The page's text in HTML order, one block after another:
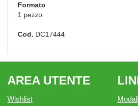
Formato
1 pezzo
Cod. DC17444
AREA UTENTE
Wishlist